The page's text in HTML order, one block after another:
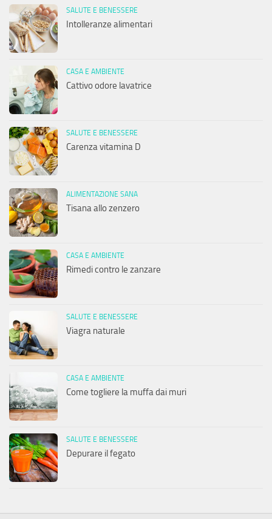
SALUTE E BENESSERE
Intolleranze alimentari
CASA E AMBIENTE
Cattivo odore lavatrice
SALUTE E BENESSERE
Carenza vitamina D
ALIMENTAZIONE SANA
Tisana allo zenzero
CASA E AMBIENTE
Rimedi contro le zanzare
SALUTE E BENESSERE
Viagra naturale
CASA E AMBIENTE
Come togliere la muffa dai muri
SALUTE E BENESSERE
Depurare il fegato